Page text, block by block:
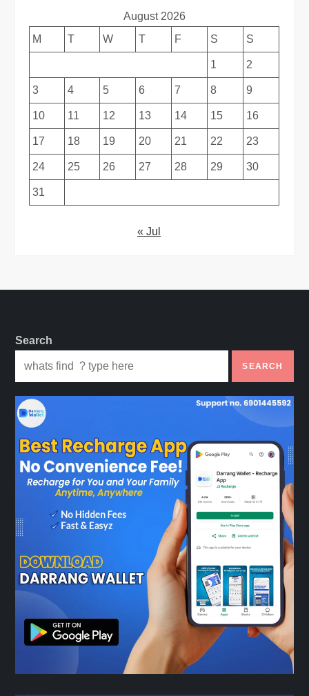
August 2026
M
T W T F S S
1 2
3 4 5 6 7 8 9
10 11 12 13 14 15 16
17 18 19 20 21 22 23
24 25 26 27 28 29 30
31
« Jul
Search
SEARCH